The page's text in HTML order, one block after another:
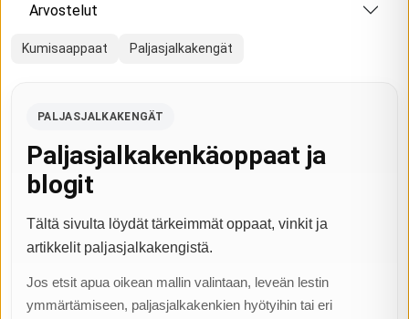
Arvostelut
Kumisaappaat Paljasjalkakengät
PALJASJALKAKENGÄT
Paljasjalkakenkäoppaat ja
blogit
Tältä sivulta löydät tärkeimmät oppaat, vinkit ja
artikkelit paljasjalkakengistä.
Jos etsit apua oikean mallin valintaan, leveän lestin
ymmärtämiseen, paljasjalkakenkien hyötyihin tai eri